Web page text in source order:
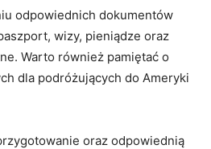
odpowiednich dokumentów⁣
wizy, pieniądze oraz
Warto również pamiętać o
dla podróżujących do Ameryki
oraz odpowiednią